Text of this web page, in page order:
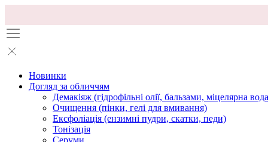
Новинки
Догляд за обличчям
Демакіяж (гідрофільні олії, бальзами, міцелярна
Очищення (пінки, гелі для вмивання)
Ексфоліація (ензимні пудри, скатки, педи)
Тонізація
Серуми